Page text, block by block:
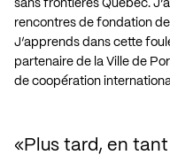
sans frontières Québec.
rencontres de fondation
J’apprends dans cette
partenaire de la Ville de
de coopération
Plus tard, en